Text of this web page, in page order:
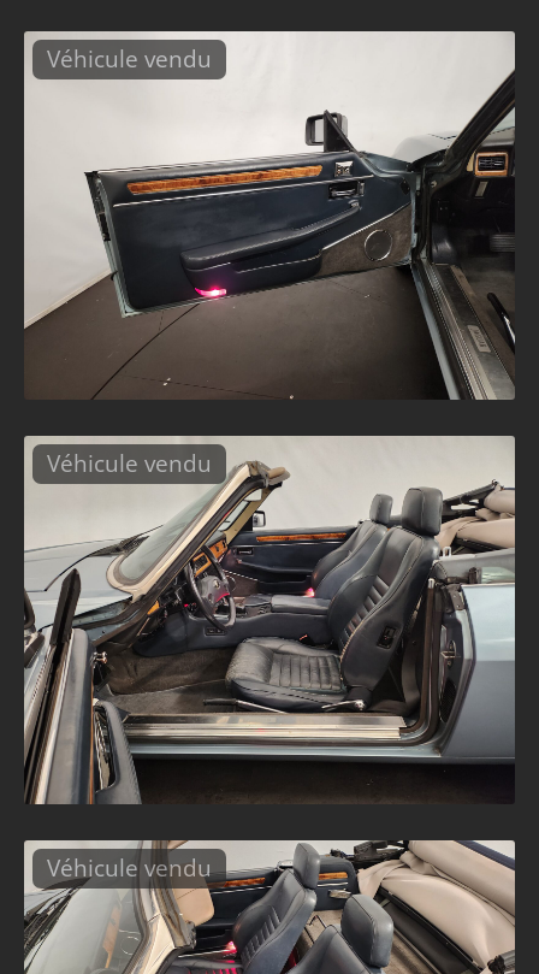
Véhicule vendu
Véhicule vendu
Véhicule vendu